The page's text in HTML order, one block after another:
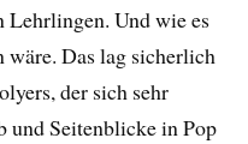
Und wie es
wäre. Das lag sicherlich
der sich sehr
und Seitenblicke in Pop